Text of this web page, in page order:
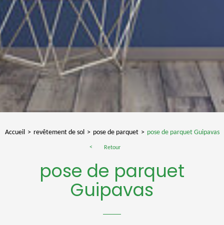
Accueil revêtement de sol pose de parquet pose de parquet Guipavas
Retour
pose de parquet
Guipavas